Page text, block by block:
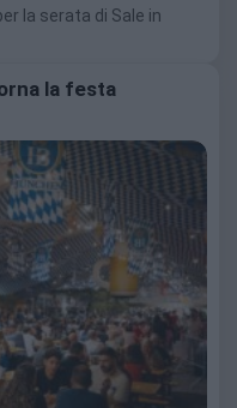
la serata di Sale in
la festa